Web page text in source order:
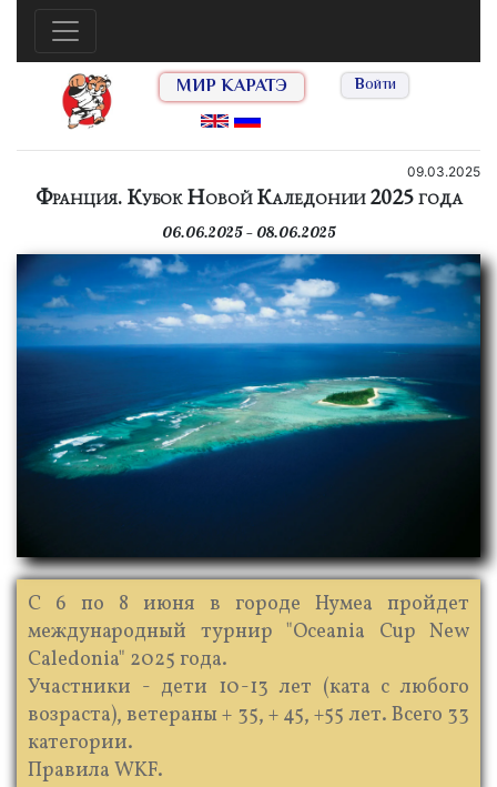
МИР КАРАТЭ Войти
09.03.2025
Франция. Кубок Новой Каледонии 2025 года
06.06.2025 — 08.06.2025
C 6 по 8 июня в городе Нумеа пройдет
международный турнир "Oceania Cup New
Caledonia" 2025 года.
Участники - дети 10-13 лет (ката с любого
возраста), ветераны + 35, + 45, +55 лет. Всего 33
категории.
Правила WKF.